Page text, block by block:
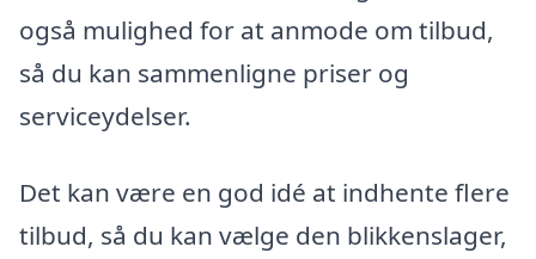
også mulighed for at anmode om tilbud,
så du kan sammenligne priser og
serviceydelser.
Det kan være en god idé at indhente flere
tilbud, så du kan vælge den blikkenslager,